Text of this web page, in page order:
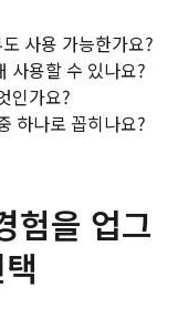
사용 가능한가요?
사용할 수 있나요?
인가요?
하나로 꼽히나요?
험을 업그